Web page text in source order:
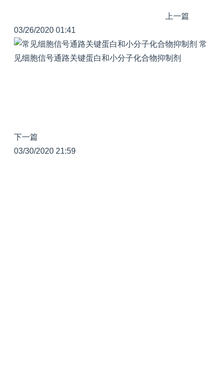
上一篇
03/26/2020 01:41
常
见细胞信号通路关键蛋白和小分子化合物抑制剂
下一篇
03/30/2020 21:59